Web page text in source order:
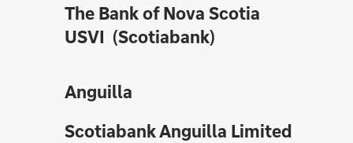
The Bank of Nova Scotia
USVI (Scotiabank)
Anguilla
Scotiabank Anguilla Limited